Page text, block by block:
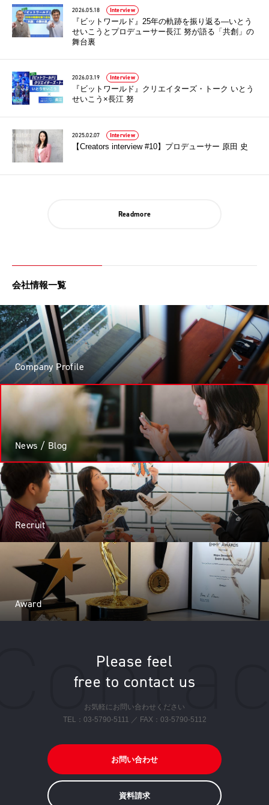
2026.05.18 Interview
『ビットワールド』25年の軌跡を振り返る—いとう
せいこうとプロデューサー長江 努が語る「共創」の
舞台裏
2026.03.19 Interview
『ビットワールド』クリエイターズ・トーク いとう
せいこう×長江 努
2025.02.07 Interview
【Creators interview #10】プロデューサー 原田 史
Readmore
会社情報一覧
Company Profile
News / Blog
Recruit
Award
Please feel
free to contact us
お気軽にお問い合わせください
TEL： 03-5790-5111 ／ FAX：03-5790-5112
お問い合わせ
資料請求